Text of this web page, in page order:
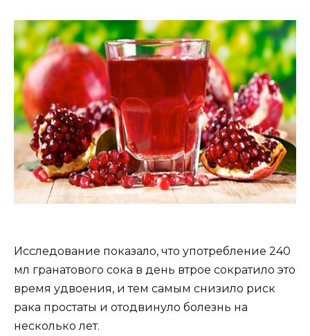
Исследование показало, что употребление 240
мл гранатового сока в день втрое сократило это
время удвоения, и тем самым снизило риск
рака простаты и отодвинуло болезнь на
несколько лет.